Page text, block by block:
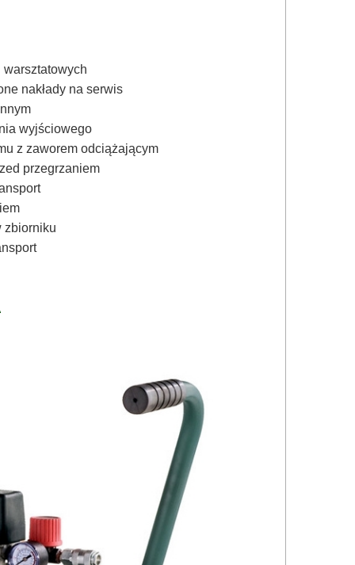
warsztatowych
nakłady na serwis
wyjściowego
z zaworem odciążającym
przegrzaniem
zbiorniku